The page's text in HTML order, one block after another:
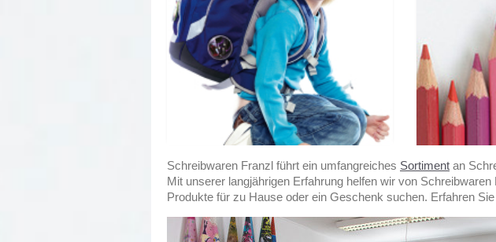
Schreibwaren Franzl führt ein umfangreiches Sortiment an
Mit unserer langjährigen Erfahrung helfen wir von
Produkte für zu Hause oder ein Geschenk suchen. Erfahren